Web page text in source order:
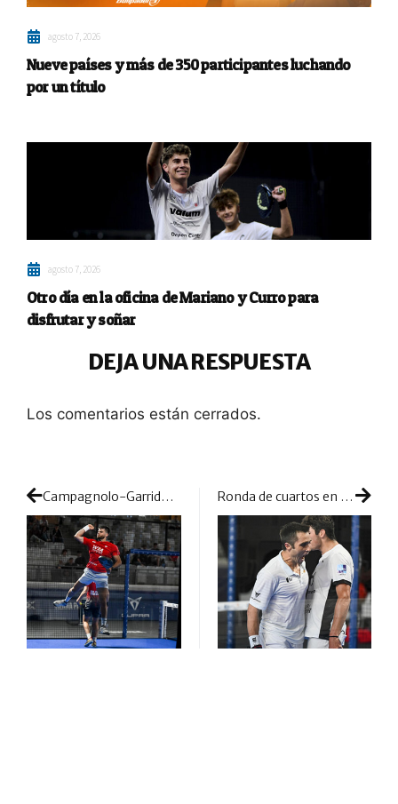
agosto 7, 2026
Nueve países y más de 350 participantes luchando
por un título
agosto 7, 2026
Otro día en la oficina de Mariano y Curro para
disfrutar y soñar
DEJA UNA RESPUESTA
Los comentarios están cerrados.
Campagnolo-Garrido y Diestro-Fernández, protagonistas del doblete de campanadas en Viena Ronda de cuartos en Viena con sorpresas y caras poco habituales